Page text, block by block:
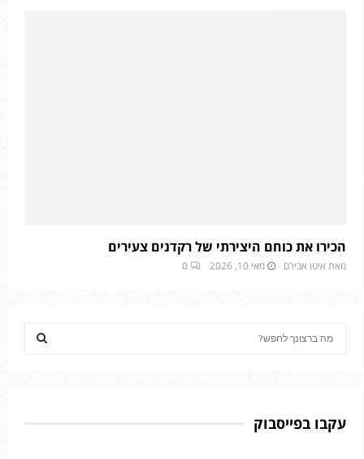
הכירו את כוחם היצירתי של רקדנים צעירים
מאת איטו אבירם מאי 10, 2026 0
h
f
עקבו בפייסבוק